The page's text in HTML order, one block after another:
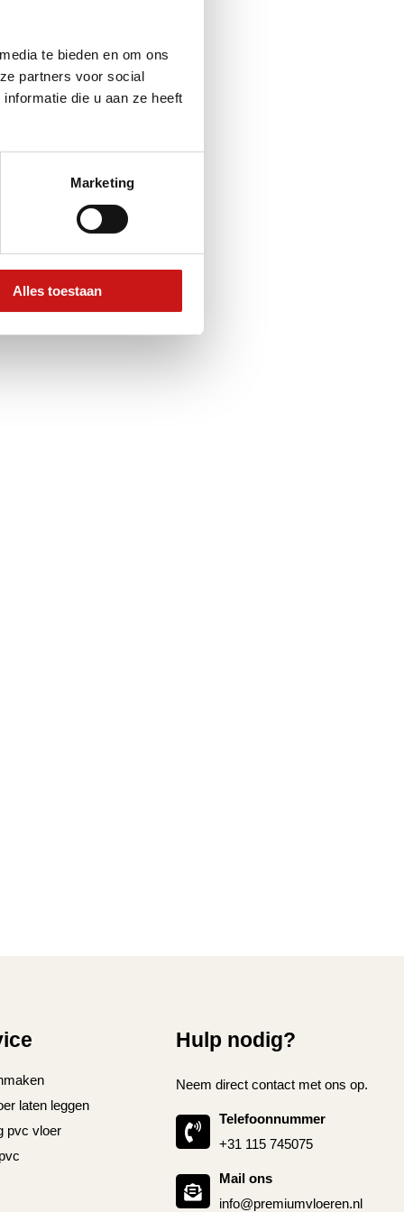
te bieden en om ons
partners voor social
die u aan ze heeft
Marketing
Alles toestaan
laten leggen
pvc vloer
Hulp nodig?
Neem direct contact met ons op.
Telefoonnummer
+31 115 745075
Mail ons
info@premiumvloeren.nl